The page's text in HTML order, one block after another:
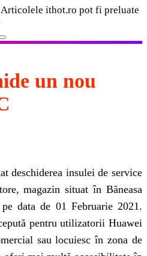
ithot.ro pot fi preluate
un nou
deschiderea insulei de service
magazin situat în Băneasa
data de 01 Februarie 2021.
pentru utilizatorii Huawei
sau locuiesc în zona de